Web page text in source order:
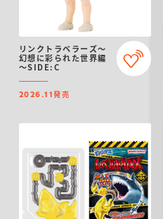
リンクトラベラーズ～
幻想に彩られた世界編
～SIDE:C
2026.11発売